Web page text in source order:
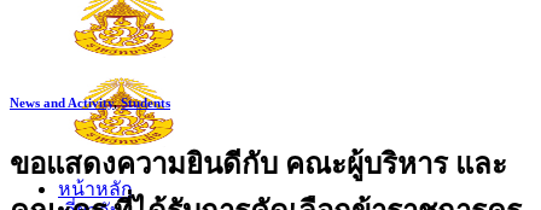
หน้าหลัก
News and Activity,Students
ขอแสดงความยินดีกับ คณะผู้บริหาร และ